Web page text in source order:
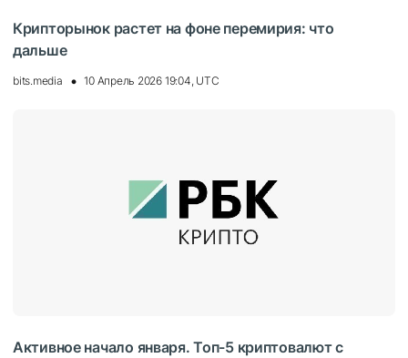
Крипторынок растет на фоне перемирия: что
дальше
bits.media 10 Апрель 2026 19:04, UTC
Активное начало января. Топ-5 криптовалют с